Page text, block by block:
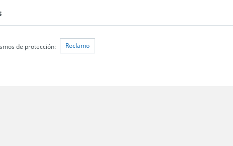
de protección: Reclamo